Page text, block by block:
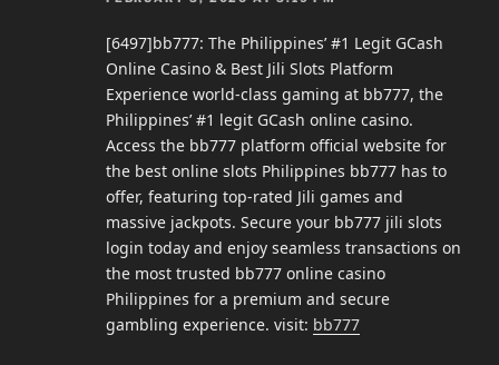
[6497]bb777: The Philippines’ #1 Legit GCash
Online Casino & Best Jili Slots Platform
Experience world-class gaming at bb777, the
Philippines’ #1 legit GCash online casino.
Access the bb777 platform official website for
the best online slots Philippines bb777 has to
offer, featuring top-rated Jili games and
massive jackpots. Secure your bb777 jili slots
login today and enjoy seamless transactions on
the most trusted bb777 online casino
Philippines for a premium and secure
gambling experience. visit: bb777